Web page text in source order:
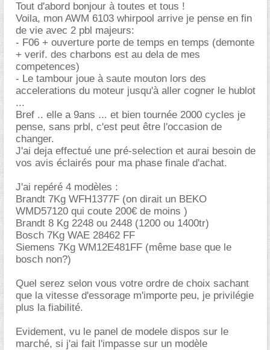
Tout d'abord bonjour à toutes et tous !
Voila, mon AWM 6103 whirpool arrive je pense en fin
de vie avec 2 pbl majeurs:
- F06 + ouverture porte de temps en temps (demonte
+ verif. des charbons est au dela de mes
competences)
- Le tambour joue à saute mouton lors des
accelerations du moteur jusqu'à aller cogner le hublot
...
Bref .. elle a 9ans ... et bien tournée 2000 cycles je
pense, sans prbl, c'est peut être l'occasion de
changer.
J'ai deja effectué une pré-selection et aurai besoin de
vos avis éclairés pour ma phase finale d'achat.
J'ai repéré 4 modèles :
Brandt 7Kg WFH1377F (on dirait un BEKO
WMD57120 qui coute 200€ de moins )
Brandt 8 Kg 2248 ou 2448 (1200 ou 1400tr)
Bosch 7Kg WAE 28462 FF
Siemens 7Kg WM12E481FF (même base que le
bosch non?)
Quel serez selon vous votre ordre de choix sachant
que la vitesse d'essorage m'importe peu, je privilégie
plus la fiabilité.
Evidement, vu le panel de modele dispos sur le
marché, si j'ai fait l'impasse sur un modèle